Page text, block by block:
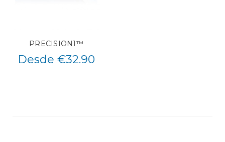
PRECISION1™
Desde €32.90